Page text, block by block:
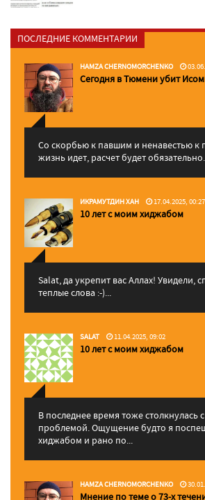
ПОСЛЕДНИЕ КОММЕНТАРИИ
HAMZA CHERNOMORCHENKO
Сегодня в Тюмени убит
Со скорбью к павшим и ненавестью к
жизнь идет, расчет будет
ИКРАМУТДИН ХАН 17.04.2025, 00:27
10 лет с моим хиджабом
Salat, да укрепит вас Аллаx! Увидели,
теплые слова :-)...
SALAT 11.04.2025, 09:02
10 лет с моим хиджабом
В последнее время тоже столкнулась
проблемой. Ощущение будто я
хиджабом и рано по...
HAMZA CHERNOMORCHENKO
Мнение по теме о 73-х